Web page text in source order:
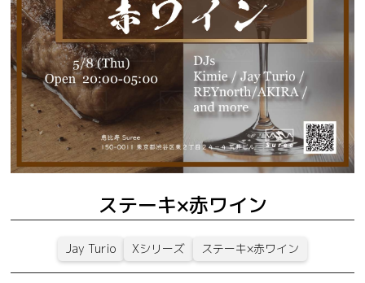
ステーキ×赤ワイン
Jay Turio Xシリーズ ステーキ×赤ワイン